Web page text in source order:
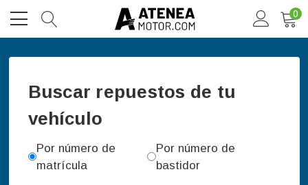
0
Buscar repuestos de tu
vehículo
Por número de
matrícula
Por número de
bastidor